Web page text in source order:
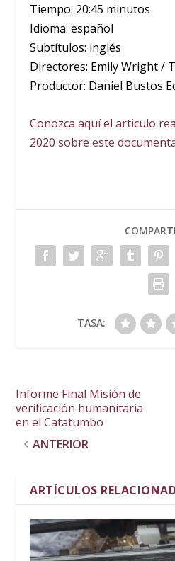
Tiempo: 20:45 minutos
Idioma: español
Subtítulos: inglés
Directores: Emily Wright /
Productor: Daniel Bustos
Conozca aquí el articulo
2020 sobre este
TASA:
Informe Final Misión de
verificación humanitaria
en el Catatumbo
ANTERIOR
ARTÍCULOS